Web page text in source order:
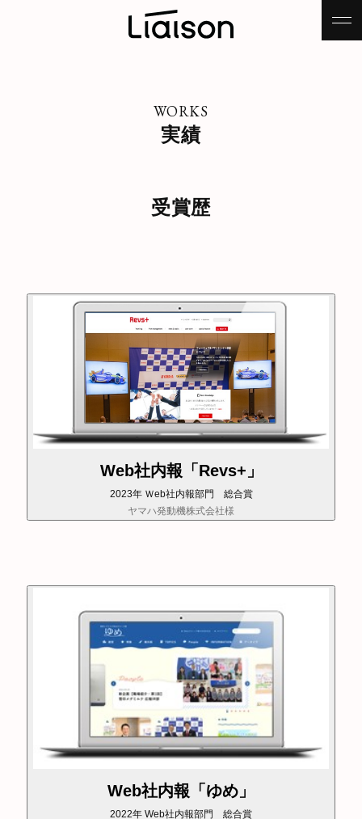
WORKS
実績
受賞歴
Web社内報「Revs+」
2023年 Ｗeb社内報部門 総合賞
ヤマハ発動機株式会社様
Web社内報「ゆめ」
2022年 Web社内報部門 総合賞